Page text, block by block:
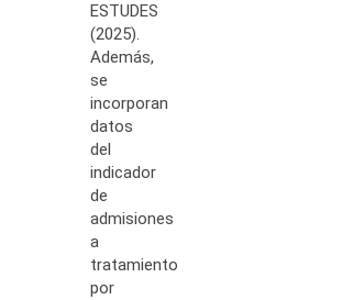
ESTUDES
(2025).
Además,
se
incorporan
datos
del
indicador
de
admisiones
a
tratamiento
por